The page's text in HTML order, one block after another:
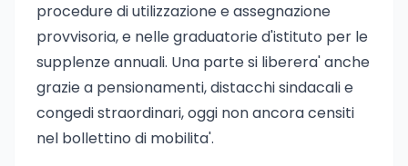
procedure di utilizzazione e assegnazione
provvisoria, e nelle graduatorie d'istituto per le
supplenze annuali. Una parte si liberera' anche
grazie a pensionamenti, distacchi sindacali e
congedi straordinari, oggi non ancora censiti
nel bollettino di mobilita'.